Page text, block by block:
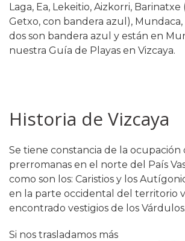
Laga, Ea, Lekeitio, Aizkorri, Barinatxe
Getxo, con bandera azul), Mundaca,
dos son bandera azul y están en
nuestra Guía de Playas en Vizcaya.
Historia de Vizcaya
Se tiene constancia de la ocupación
prerromanas en el norte del País
como son los: Caristios y los
en la parte occidental del territorio
encontrado vestigios de los Várdulos.
Si nos trasladamos más